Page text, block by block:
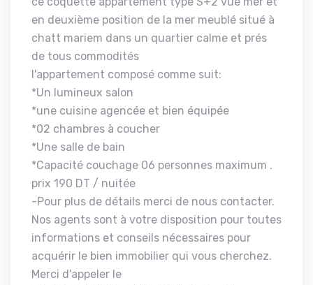
en deuxième position de la mer meublé situé à
chatt mariem dans un quartier calme et prés
de tous commodités
l'appartement composé comme suit:
*Un lumineux salon
*une cuisine agencée et bien équipée
*02 chambres à coucher
*Une salle de bain
*Capacité couchage 06 personnes maximum .
prix 190 DT / nuitée
-Pour plus de détails merci de nous contacter.
Nos agents sont à votre disposition pour toutes
informations et conseils nécessaires pour
acquérir le bien immobilier qui vous cherchez.
Merci d'appeler le